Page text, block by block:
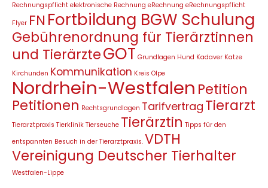
Rechnungspflicht elektronische Rechnung eRechnung eRechnungspflicht
Flyer FN Fortbildung BGW Schulung
Gebührenordnung für Tierärztinnen
und TierärzteGOT Grundlagen Hund Kadaver Katze
Kirchunden Kommunikation Kreis Olpe
Nordrhein-Westfalen Petition
Petitionen Rechtsgrundlagen Tarifvertrag Tierarzt
Tierarztpraxis Tierklinik Tierseuche Tierärztin Tipps für den
entspannten Besuch in der Tierarztpraxis. VDTH
Vereinigung Deutscher Tierhalter
Westfalen-Lippe